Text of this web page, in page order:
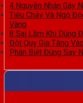
4 Nguyên Nhân Gây
Tiêu Chảy Và Ngộ
Vàng
8 Sai Lầm Khi Dùng
Đột Quỵ Gia Tăng
Phân Biệt Đúng Say